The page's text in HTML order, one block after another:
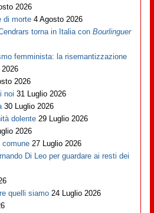
2026
di morte 4 Agosto 2026
torna in Italia conBourlinguer
femminista: la risemantizzazione
2026
noi 31 Luglio 2026
30 Luglio 2026
dolente 29 Luglio 2026
2026
comune 27 Luglio 2026
Di Leo per guardare ai resti dei
quelli siamo 24 Luglio 2026